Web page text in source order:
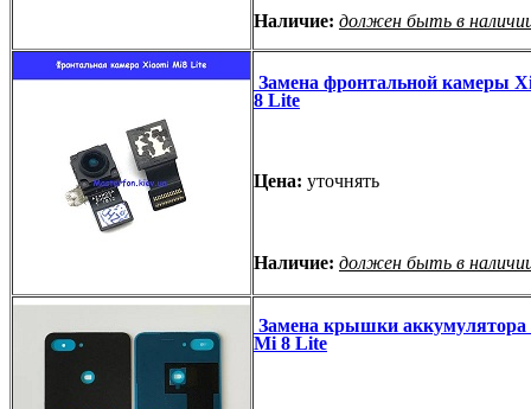
Наличие: должен быть в
Замена фронтальной камеры
8 Lite
Цена: уточнять
Наличие: должен быть в
Замена крышки аккумулятора
Mi 8 Lite